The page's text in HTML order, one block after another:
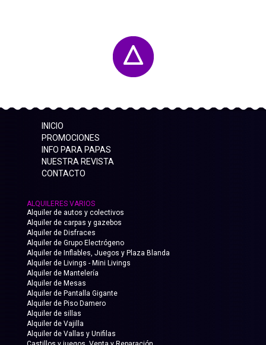
INICIO
PROMOCIONES
INFO PARA PAPAS
NUESTRA REVISTA
CONTACTO
ALQUILERES VARIOS
Alquiler de autos y colectivos
Alquiler de carpas y gazebos
Alquiler de Disfraces
Alquiler de Grupo Electrógeno
Alquiler de Inflables, Juegos y Plaza Blanda
Alquiler de Livings - Mini Livings
Alquiler de Mantelería
Alquiler de Mesas
Alquiler de Pantalla Gigante
Alquiler de Piso Damero
Alquiler de sillas
Alquiler de Vajilla
Alquiler de Vallas y Unifilas